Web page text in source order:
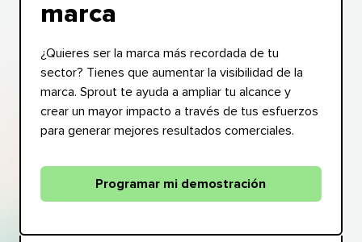
marca​​
¿Quieres ser la marca más recordada de tu
sector? Tienes que aumentar la visibilidad de la
marca. Sprout te ayuda a ampliar tu alcance y
crear un mayor impacto a través de tus esfuerzos
para generar mejores resultados comerciales.​​
Programar mi demostración​​